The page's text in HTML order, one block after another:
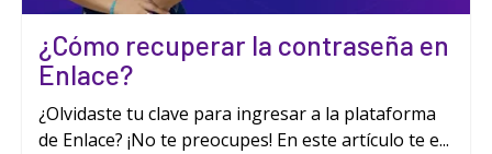
¿Cómo recuperar la contraseña en
Enlace?
¿Olvidaste tu clave para ingresar a la plataforma
de Enlace? ¡No te preocupes! En este artículo te e...